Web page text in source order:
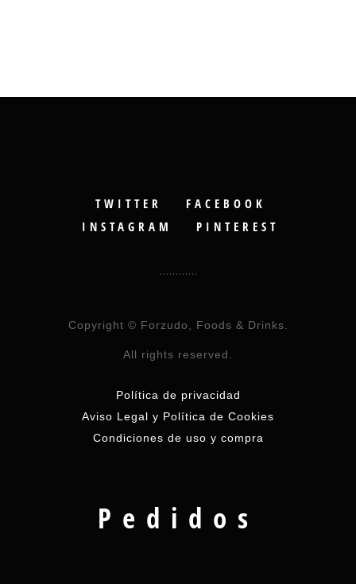
TWITTER
FACEBOOK
INSTAGRAM
PINTEREST
Copyright © Forzudo, Foods & Drinks.
All rights reserved.
Política de privacidad
Aviso Legal y Política de Cookies
Condiciones de uso y compra
Pedidos